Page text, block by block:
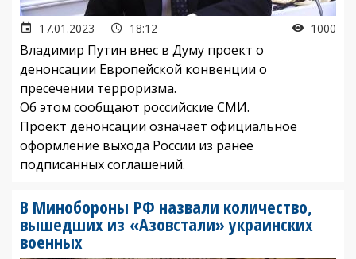
17.01.2023 18:12 1000
Владимир Путин внес в Думу проект о
денонсации Европейской конвенции о
пресечении терроризма.
Об этом сообщают российские СМИ.
Проект денонсации означает официальное
оформление выхода России из ранее
подписанных соглашений.
В Минобороны РФ назвали количество,
вышедших из «Азовстали» украинских
военных